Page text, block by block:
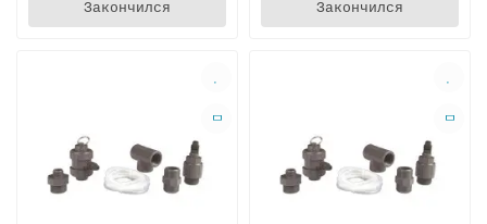
Закончился Закончился